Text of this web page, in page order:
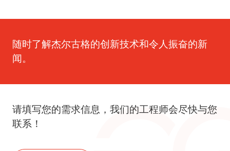
随时了解杰尔古格的创新技术和令人振奋的新
闻。
请填写您的需求信息，我们的工程师会尽快与您
联系！